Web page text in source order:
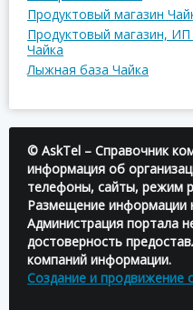
Продуктовый магазин
Продуктовый магазин,
Чайка
Лыжная база Чайка
© AskTel – Справочник
информация об
телефоны, сайты, режим
Размещение информации
Администрация портала
достоверность
компаний информации.
Создание и продвижение